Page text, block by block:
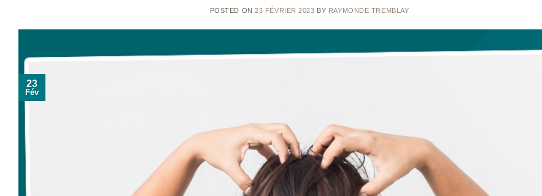
POSTED ON23 FÉVRIER 2023 BY RAYMONDE TREMBLAY
23
Fév